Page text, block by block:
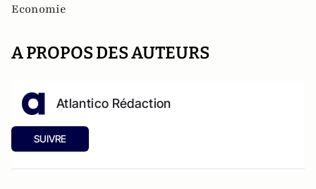
Economie
A PROPOS DES AUTEURS
Atlantico Rédaction
SUIVRE